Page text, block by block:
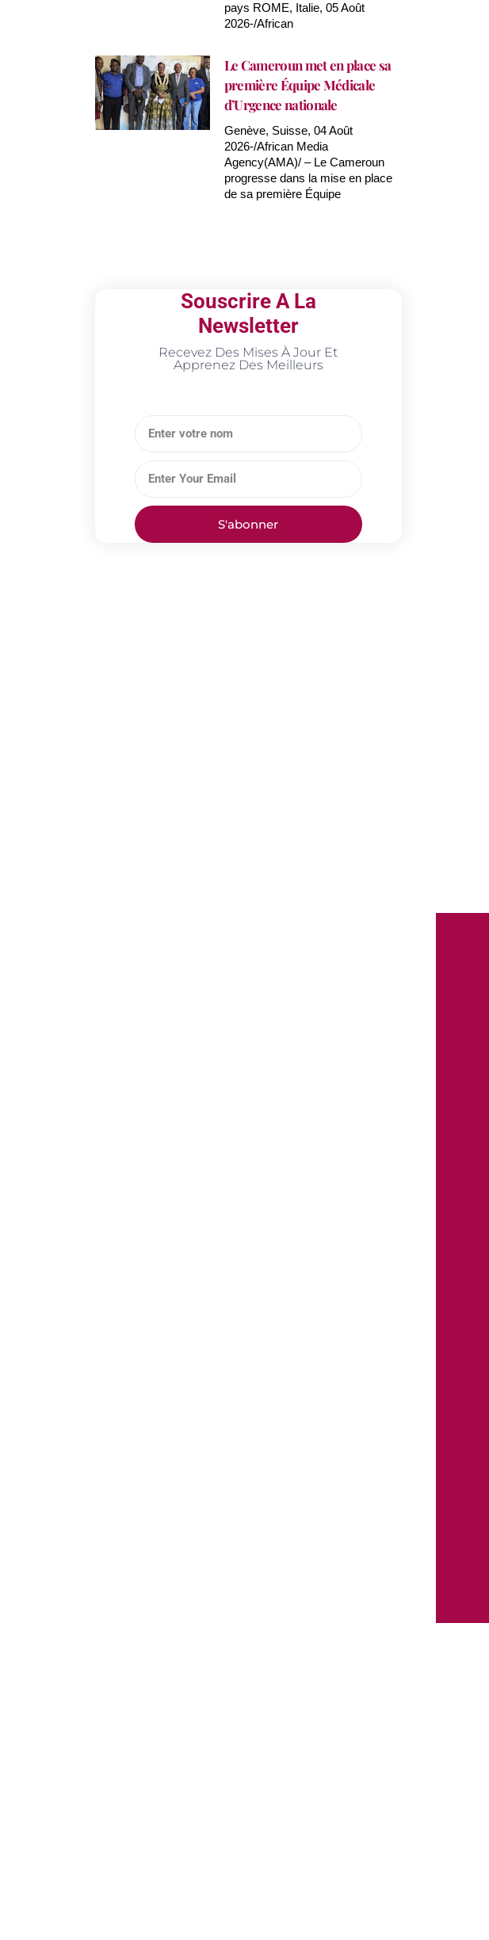
pays ROME, Italie, 05 Août
2026-/African
Le Cameroun met en place sa
première Équipe Médicale
d’Urgence nationale
Genève, Suisse, 04 Août
2026-/African Media
Agency(AMA)/ – Le Cameroun
progresse dans la mise en place
de sa première Équipe
Souscrire A La
Newsletter
Recevez Des Mises À Jour Et
Apprenez Des Meilleurs
S'abonner